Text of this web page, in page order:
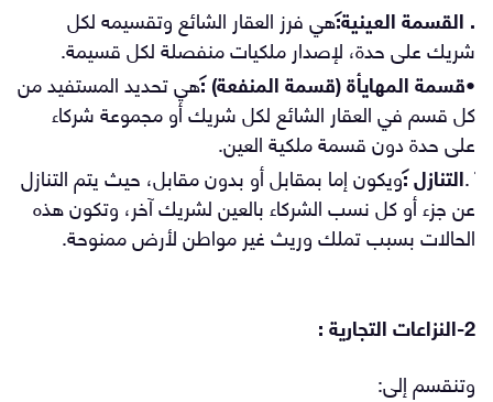
. القسمة العينية:هي فرز العقار الشائع وتقسيمه لكل
شريك على حدة، لإصدار ملكيات منفصلة لكل قسيمة.
•قسمة المهايأة (قسمة المنفعة) :هي تحديد المستفيد من
كل قسم في العقار الشائع لكل شريك أو مجموعة شركاء
على حدة دون قسمة ملكية العين.
.التنازل :ويكون إما بمقابل أو بدون مقابل، حيث يتم التنازل
عن جزء أو كل نسب الشركاء بالعين لشريك آخر، وتكون هذه
الحالات بسبب تملك وريث غير مواطن لأرض ممنوحة.
2-النزاعات التجارية :
وتنقسم إلى: